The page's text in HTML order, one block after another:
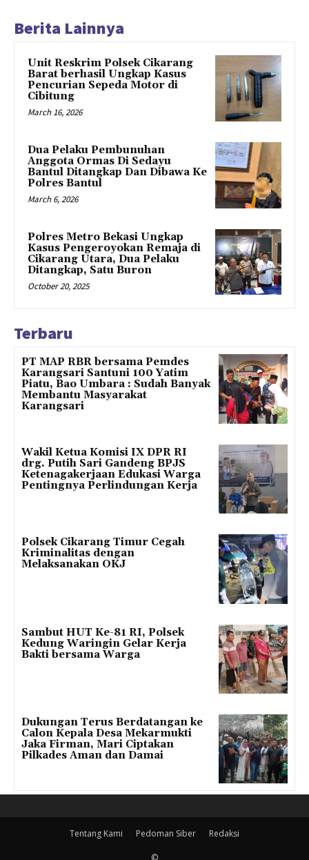
Berita Lainnya
Unit Reskrim Polsek Cikarang
Barat berhasil Ungkap Kasus
Pencurian Sepeda Motor di
Cibitung
March 16, 2026
Dua Pelaku Pembunuhan
Anggota Ormas Di Sedayu
Bantul Ditangkap Dan Dibawa Ke
Polres Bantul
March 6, 2026
Polres Metro Bekasi Ungkap
Kasus Pengeroyokan Remaja di
Cikarang Utara, Dua Pelaku
Ditangkap, Satu Buron
October 20, 2025
Terbaru
PT MAP RBR bersama Pemdes
Karangsari Santuni 100 Yatim
Piatu, Bao Umbara : Sudah Banyak
Membantu Masyarakat
Karangsari
Wakil Ketua Komisi IX DPR RI
drg. Putih Sari Gandeng BPJS
Ketenagakerjaan Edukasi Warga
Pentingnya Perlindungan Kerja
Polsek Cikarang Timur Cegah
Kriminalitas dengan
Melaksanakan OKJ
Sambut HUT Ke-81 RI, Polsek
Kedung Waringin Gelar Kerja
Bakti bersama Warga
Dukungan Terus Berdatangan ke
Calon Kepala Desa Mekarmukti
Jaka Firman, Mari Ciptakan
Pilkades Aman dan Damai
Tentang Kami Pedoman Siber Redaksi